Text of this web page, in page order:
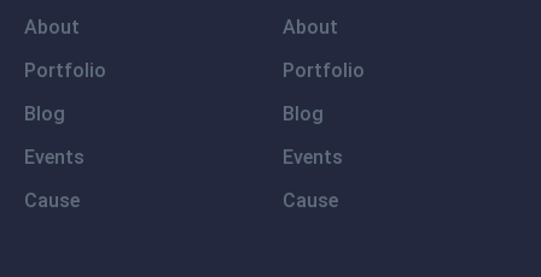
About
Portfolio
Blog
Events
Cause
About
Portfolio
Blog
Events
Cause